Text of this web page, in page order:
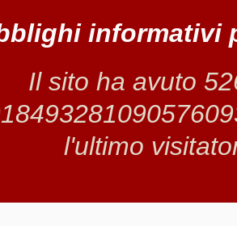
informativi
Il sito ha avuto
l'ultimo